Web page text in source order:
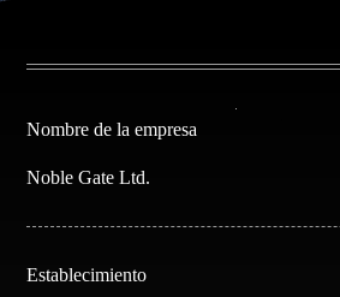
Nombre de la empresa
Noble Gate Ltd.
Establecimiento